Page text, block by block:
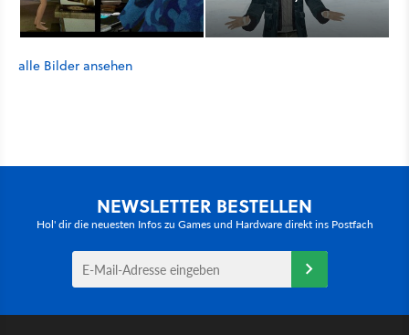
alle Bilder ansehen
NEWSLETTER BESTELLEN
Hol' dir die neuesten Infos zu Games und Hardware direkt ins Postfach